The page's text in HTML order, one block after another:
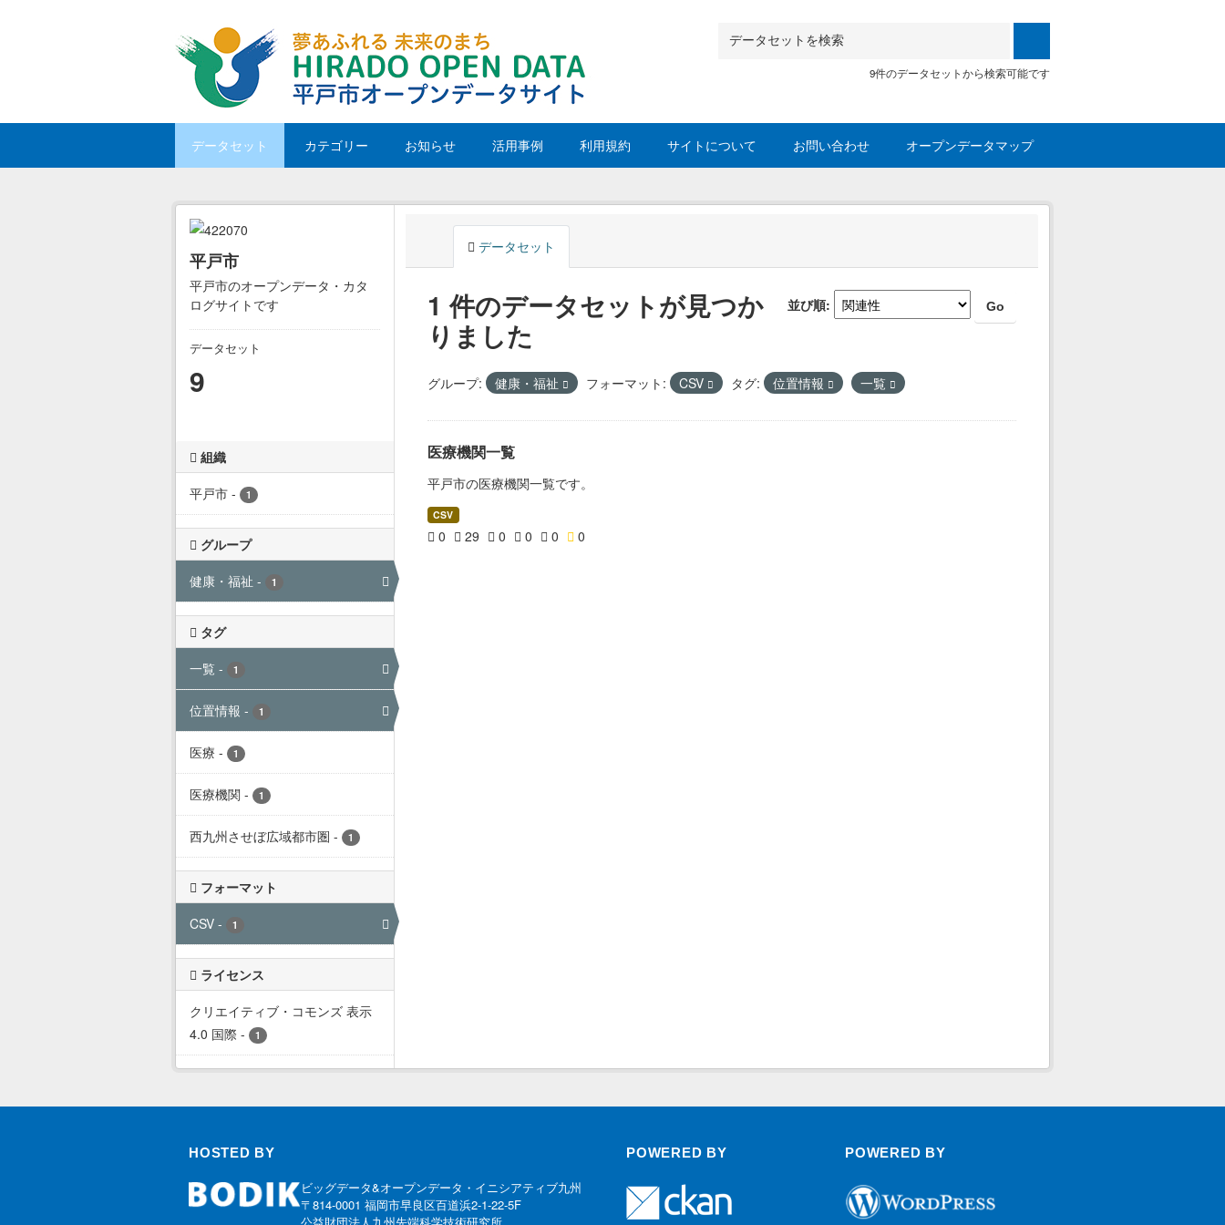
9件のデータセットから検索可能です
データセット カテゴリー お知らせ 活用事例 利用規約 サイトについて お問い合わせ オープンデータマップ
平戸市
平戸市のオープンデータ・カタ
ログサイトです
データセット
9
組織
平戸市 - 1
グループ
健康・福祉 - 1
タグ
一覧 - 1
位置情報 - 1
医療 - 1
医療機関 - 1
西九州させぼ広域都市圏 - 1
フォーマット
CSV - 1
ライセンス
クリエイティブ・コモンズ 表示
4.0 国際 - 1
データセット
並び順 Go
1 件のデータセットが見つか
りました
グループ: 健康・福祉 フォーマット: CSV タグ: 位置情報 一覧
医療機関一覧
平戸市の医療機関一覧です。
CSV
0 29 0 0 0 0
HOSTED BY
ビッグデータ&オープンデータ・イニシアティブ九州
〒814-0001 福岡市早良区百道浜2-1-22-5F
POWERED BY POWERED BY